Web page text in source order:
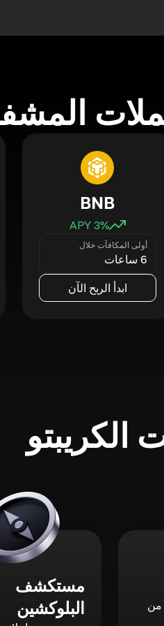
BNB
3% APY
أولى المكافآت خلال
6 ساعات
ابدأ الربح الآن
من
مستكشف
البلوكشين